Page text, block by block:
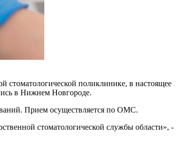
стоматологической поликлинике, в настоящее
в Нижнем Новгороде.
Прием осуществляется по ОМС.
стоматологической службы области», -